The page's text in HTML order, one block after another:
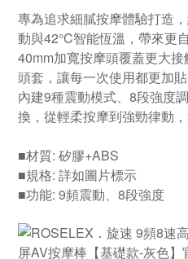
專為追求細膩按摩體驗打造
動與42°C智能恆溫，帶來更
40mm加寬按摩頭覆蓋更大
頭套，讓每一次使用都更加貼
內建9種震動模式、8段強度
換，從輕柔按摩到強勁律動，
■材質: 矽膠+ABS
■規格: 詳如圖片標示
■功能: 9頻震動、8段強度